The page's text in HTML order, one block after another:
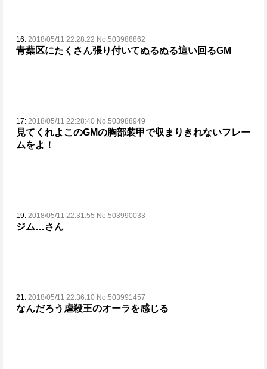
16: 2018/05/11 22:28:22 No.503988862
青葉区にたくさん張り付いてぬるぬる這い回るGM
17: 2018/05/11 22:28:40 No.503988949
見てくれよこのGMの胸部装甲で収まりきれないフレー
ムをよ！
19: 2018/05/11 22:31:55 No.503990033
ジム…さん
21: 2018/05/11 22:36:10 No.503991457
なんだろう虐殺王のオーラを感じる